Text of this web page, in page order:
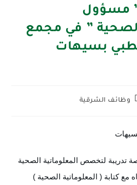
” مسؤول
” في مجمع
بسيهات
وظائف الشرقية
تدريبة لتخصص المعلوماتية الصحية